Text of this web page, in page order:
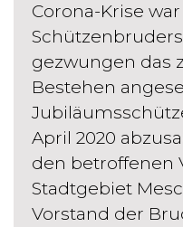
Corona-Krise
gezwungen das
Bestehen
April 2020
den betroffenen
Stadtgebiet
Vorstand der